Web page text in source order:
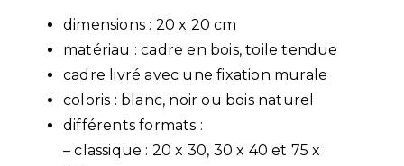
dimensions : 20 x 20 cm
matériau : cadre en bois, toile tendue
cadre livré avec une fixation murale
coloris : blanc, noir ou bois naturel
différents formats :
– classique : 20 x 30, 30 x 40 et 75 x